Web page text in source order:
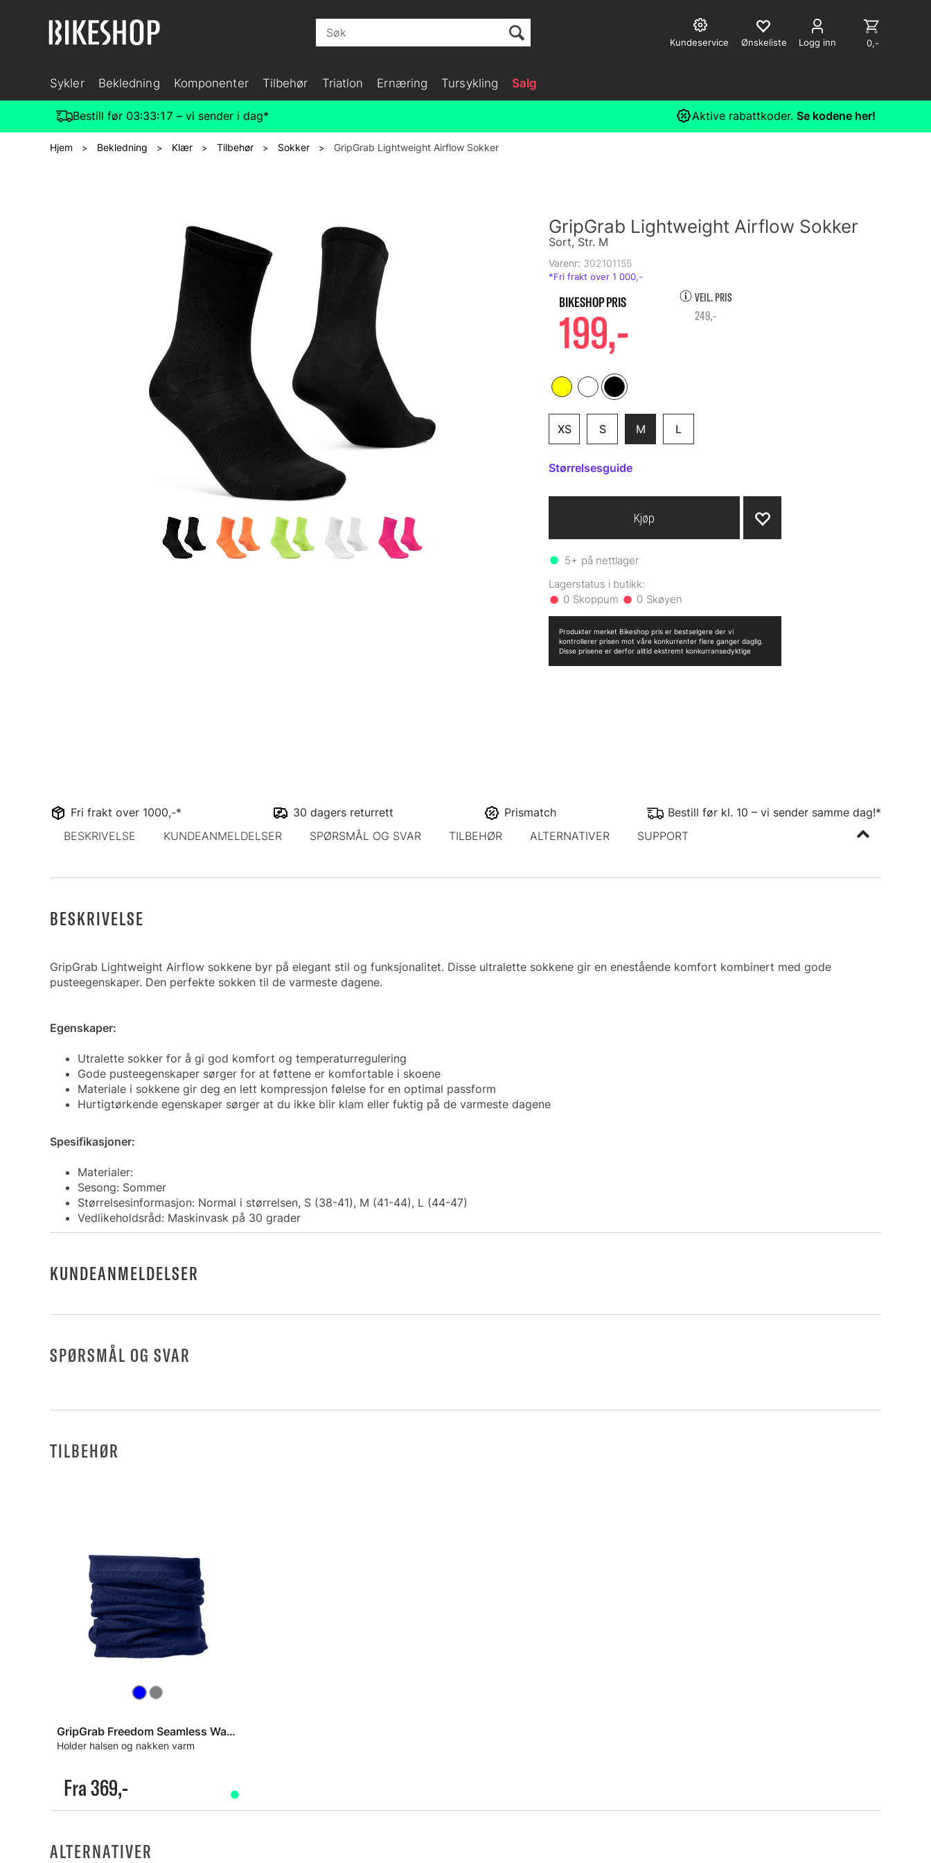
Logg inn
Kundeservice 0,-
Sykler Bekledning Komponenter Tilbehør Triatlon Ernæring Tursykling Salg
Bestill før 03:33:16 – vi sender i dag* Aktive rabattkoder. Se kodene her!
Hjem > Bekledning > Klær > Tilbehør > Sokker > GripGrab Lightweight Airflow Sokker
GripGrab Lightweight Airflow Sokker
Sort, Str. M
Varenr: 302101155
199,-
VEIL. PRIS
249,-
XS S M L
Størrelsesguide
5+ på nettlager
0 0
Kjøp
Fri frakt over 1000,-* 30 dagers returrett Prismatch Bestill før kl. 10 – vi sender samme dag!*
Produkter merket Bikeshop pris er bestselgere der vi
kontrollerer prisen mot våre konkurrenter flere ganger daglig.
Disse prisene er derfor alltid ekstremt konkurransedyktige
BESKRIVELSE KUNDEANMELDELSER SPØRSMÅL OG SVAR TILBEHØR ALTERNATIVER SUPPORT
BESKRIVELSE
GripGrab Lightweight Airflow sokkene byr på elegant stil og funksjonalitet. Disse ultralette sokkene gir en enestående komfort kombinert med gode
pusteegenskaper. Den perfekte sokken til de varmeste dagene.
Egenskaper:
Utralette sokker for å gi god komfort og temperaturregulering
Gode pusteegenskaper sørger for at føttene er komfortable i skoene
Materiale i sokkene gir deg en lett kompressjon følelse for en optimal passform
Hurtigtørkende egenskaper sørger at du ikke blir klam eller fuktig på de varmeste dagene
Spesifikasjoner:
Materialer:
Sesong: Sommer
Størrelsesinformasjon: Normal i størrelsen, S (38-41), M (41-44), L (44-47)
Vedlikeholdsråd: Maskinvask på 30 grader
KUNDEANMELDELSER
SPØRSMÅL OG SVAR
TILBEHØR
GripGrab Freedom Seamless Warp Hals
Holder halsen og nakken varm
Fra 369,-
ALTERNATIVER